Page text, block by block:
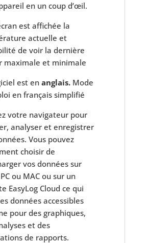
en un coup d’œil.
est affichée la
actuelle et
de voir la dernière
maximale et minimale
est en anglais. Mode
en français simplifié
votre navigateur pour
analyser et enregistrer
Vous pouvez
choisir de
vos données sur
ou MAC ou sur un
EasyLog Cloud ce qui
données accessibles
pour des graphiques,
et des
de rapports.